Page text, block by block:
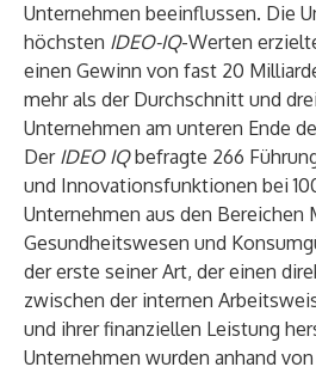
Unternehmen beeinflussen. Die
höchsten IDEO-IQ-Werten
einen Gewinn von fast 20
mehr als der Durchschnitt und
Unternehmen am unteren Ende
Der IDEO IQbefragte 266
und Innovationsfunktionen bei
Unternehmen aus den Bereichen
Gesundheitswesen und
der erste seiner Art, der einen
zwischen der internen
und ihrer finanziellen Leistung
Unternehmen wurden anhand